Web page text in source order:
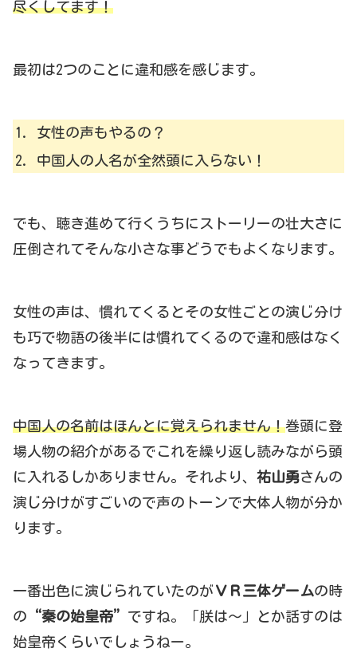
尽くしてます！
最初は2つのことに違和感を感じます。
女性の声もやるの？
中国人の人名が全然頭に入らない！
でも、聴き進めて行くうちにストーリーの壮大さに
圧倒されてそんな小さな事どうでもよくなります。
女性の声は、慣れてくるとその女性ごとの演じ分け
も巧で物語の後半には慣れてくるので違和感はなく
なってきます。
中国人の名前はほんとに覚えられません！巻頭に登
場人物の紹介があるでこれを繰り返し読みながら頭
に入れるしかありません。それより、 祐山勇さんの
演じ分けがすごいので声のトーンで大体人物が分か
ります。
一番出色に演じられていたのが ＶＲ三体ゲームの時
の “秦の始皇帝” ですね。「朕は～」とか話すのは
始皇帝くらいでしょうねー。